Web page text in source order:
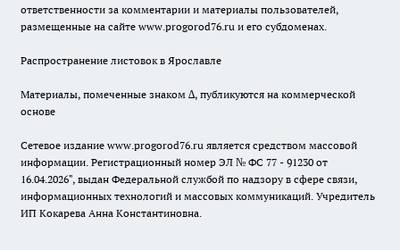
ответственности за комментарии и материалы пользователей,
размещенные на сайте www.progorod76.ru и его субдоменах.
Распространение листовок в Ярославле
Материалы, помеченные знаком ∆, публикуются на коммерческой
основе
Сетевое издание www.progorod76.ru является средством массовой
информации. Регистрационный номер ЭЛ № ФС 77 - 91230 от
16.04.2026", выдан Федеральной службой по надзору в сфере связи,
информационных технологий и массовых коммуникаций. Учредитель
ИП Кокарева Анна Константиновна.